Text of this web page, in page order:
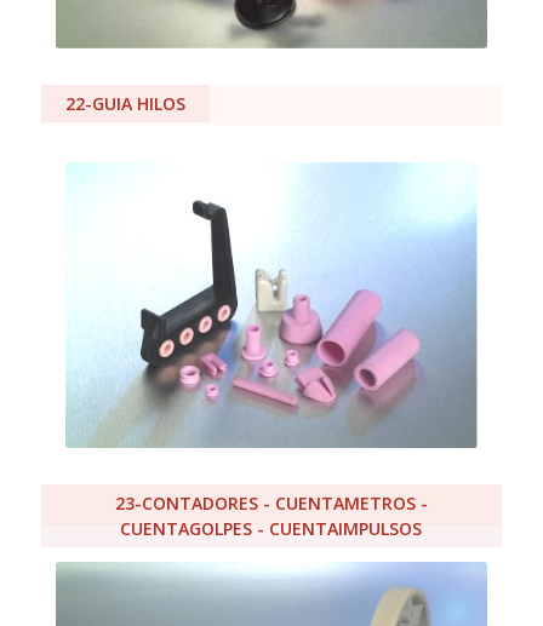
22-GUIA HILOS
23-CONTADORES - CUENTAMETROS -
CUENTAGOLPES - CUENTAIMPULSOS